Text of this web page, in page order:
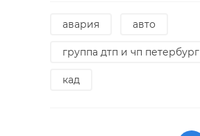
авария авто
группа дтп и чп петербург
кад
Поделиться статьей: